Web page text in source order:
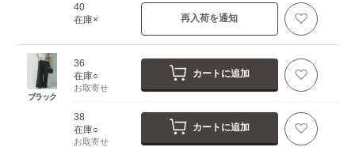
40
在庫×
再入荷を通知
ブラック
36
在庫○
お取寄せ
カートに追加
38
在庫○
お取寄せ
カートに追加